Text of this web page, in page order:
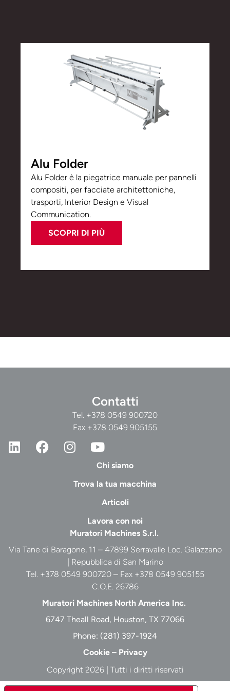
Alu Folder
Alu Folder è la piegatrice manuale per pannelli
compositi, per facciate architettoniche,
trasporti, Interior Design e Visual
Communication.
SCOPRI DI PIÙ
Muratori Machines S.r.l.
Via Tane di Baragone, 11 – 47899 Serravalle Loc. Galazzano
| Repubblica di San Marino
Tel. +378 0549 900720 – Fax +378 0549 905155
C.O.E. 26786
Muratori Machines North America Inc.
6747 Theall Road, Houston, TX 77066
Phone: (281) 397-1924
Cookie– Privacy
Chi siamo
Trova la tua macchina
Articoli
Lavora con noi
Contatti
Tel. +378 0549 900720
Fax +378 0549 905155
Copyright 2026 | Tutti i diritti riservati